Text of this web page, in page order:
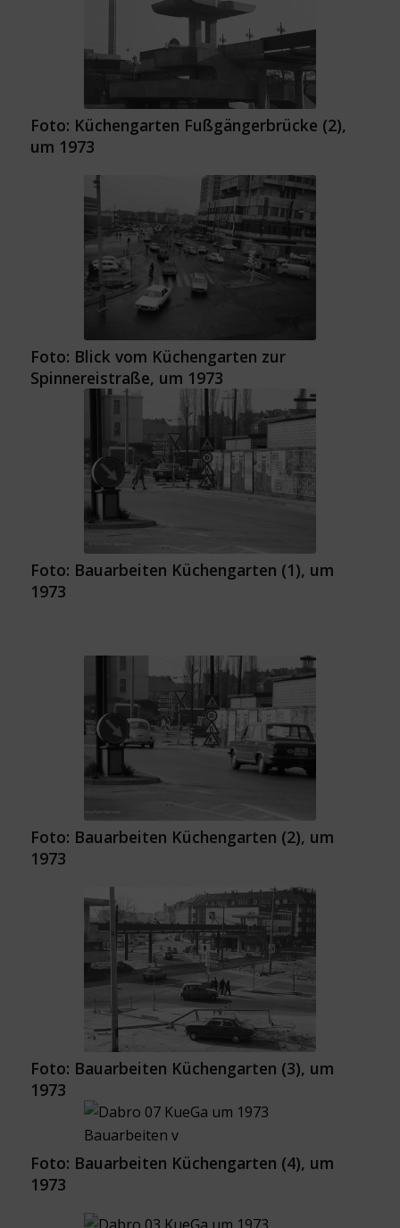
Foto: Küchengarten Fußgängerbrücke (2),
um 1973
Foto: Blick vom Küchengarten zur
Spinnereistraße, um 1973
Foto: Bauarbeiten Küchengarten (1), um
1973
Foto: Bauarbeiten Küchengarten (2), um
1973
Foto: Bauarbeiten Küchengarten (3), um
1973
Foto: Bauarbeiten Küchengarten (4), um
1973